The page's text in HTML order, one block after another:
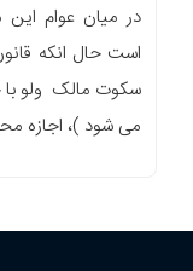
در میان عوام
سکوت مالک ولو با
می شود )، اجازه محسوب